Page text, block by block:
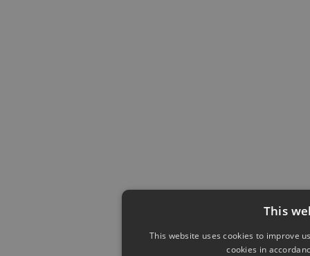
This
This website uses cookies to improve
cookies in